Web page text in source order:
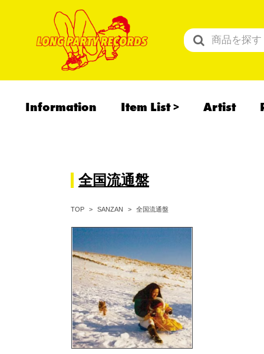
Information Item List Artist
全国流通盤
TOP SANZAN 全国流通盤